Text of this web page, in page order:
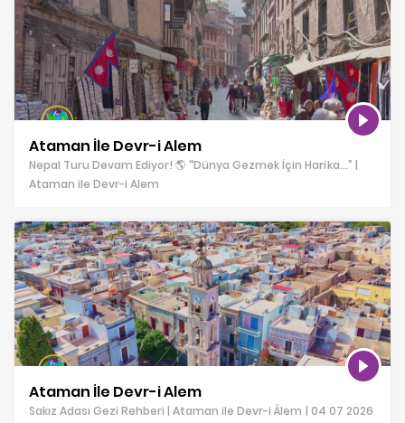
Ataman İle Devr-i Alem
Nepal Turu Devam Ediyor! 🌎 “Dünya Gezmek İçin Harika…” |
Ataman ile Devr-i Alem
Ataman İle Devr-i Alem
Sakız Adası Gezi Rehberi | Ataman ile Devr-i Âlem | 04 07 2026